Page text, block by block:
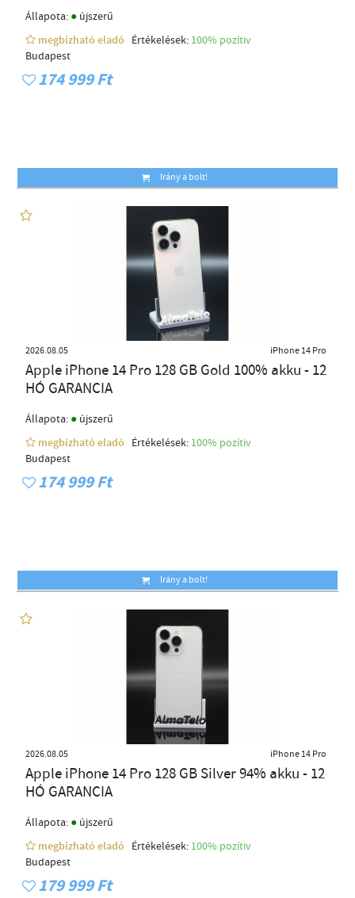
Állapota: ● újszerű
megbízható eladó
Értékelések: 100% pozítiv
Budapest
174 999 Ft
Irány a bolt!
2026.08.05 iPhone 14 Pro
Apple iPhone 14 Pro 128 GB Gold 100% akku - 12
HÓ GARANCIA
Állapota: ● újszerű
megbízható eladó
Értékelések: 100% pozítiv
Budapest
174 999 Ft
Irány a bolt!
2026.08.05 iPhone 14 Pro
Apple iPhone 14 Pro 128 GB Silver 94% akku - 12
HÓ GARANCIA
Állapota: ● újszerű
megbízható eladó
Értékelések: 100% pozítiv
Budapest
179 999 Ft